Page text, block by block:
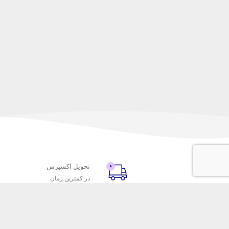
تحویل اکسپرس
در کمترین زمان